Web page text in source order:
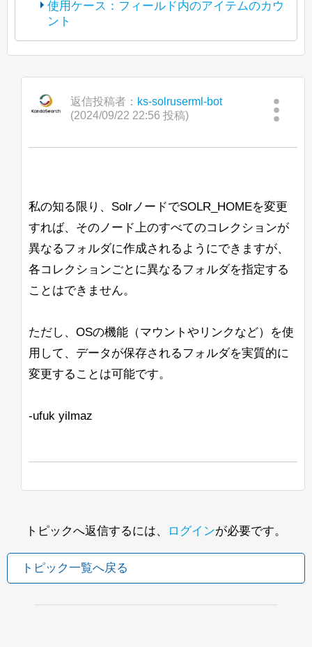
こんにちは、
現在、統合ハイライト機能でカスタム
BreakIteratorを動作させる作業をしてお
私はパッセージの見出しをきれいにハイ
ライトするためにBreakIteratorが必要で
すでにBreakIteratorをコーディングし、
カスタムUnifiedHighlighterクラスに統合
しましたが、このIteratorを使用すると、
すべてのリクエストのqTimeが約1000か
ら12000以上に上昇し、このアプリケー
ションでは許容できません。
ができません。（これらの関数が非常に
頻繁に呼び出されることはわかっていま
す）
歓迎します。
は、最終的なハイライトが見つかったと
きにこのハイライトの「トリミング」を
行うことです。これにより、呼び出され
るロジックの量が減少しますが、SOLR
のスコアリングシステムが正しく考慮さ
れない可能性があると思われます。
Apache License 2.0. The copyright of
posted content is held by the original
poster.)
めています。
8.7.0を起動すると、次のメッセージが表
その後、コンソールにはガベージコレク
ションの出力が続きますが、Solrは問題
なく起動し、動作しているように見えま
更すると、警告や他の問題は見られませ
Ubuntu上のJava 11 Open J9でも同様の
問題が発生します。Solrログには
「Command-line option unrecognised」
ログは正しく作成され、内容も記録され
これを確認したのは、OpenJDK
す。
よろしくお願いします。
67n5omzpkmrdzvsbr02bd
into Japanese and reposted it under
Apache License 2.0. The copyright of
poster.)
こんにちは、
て新しいconfigsetをZooKeeperにアップ
たとえば、
<ip-1>,<ip-2>,<ip-
3>/solr
を使用すると、configが/solr
znodeではなく、直接<ip-1> にアップ
ロードされます。
これが意図された動作かどうかについて
注：<ip-1>/solr,<ip-2>/solr,
<ip-3>/solrはうまく機能するようで
す。
(The bot translated the original post
9c2kg97xh244ppj1v5jgc2
posted content is held by the original
poster.)
ラメータを使用しても、Search
がないと思います。
使用ケース：フィールド内のアイテムのカウ
ント
もしJaccard類似度に近いものを探して
いるのであれば、以下のリンクを使うこ
https://nightlies.apache.org/solr/draft-
guides/solr-reference-guide-main/other-
返信投稿者： ks-solruserml-bot
(2024/09/22 22:56 投稿)
私の知る限り、SolrノードでSOLR_HOMEを変更
すれば、そのノード上のすべてのコレクションが
異なるフォルダに作成されるようにできますが、
各コレクションごとに異なるフォルダを指定する
ことはできません。
ただし、OSの機能（マウントやリンクなど）を使
用して、データが保存されるフォルダを実質的に
変更することは可能です。
-ufuk yilmaz
トピックへ返信するには、 ログインが必要です。
トピック一覧へ戻る